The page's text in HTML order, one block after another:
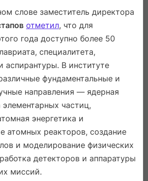
слове заместитель директора
отметил, что для
года доступно более 50
специалитета,
аспирантуры. В институте
фундаментальные и
направления — ядерная
частиц,
энергетика и
атомных реакторов, создание
и моделирование физических
детекторов и аппаратуры
миссий.